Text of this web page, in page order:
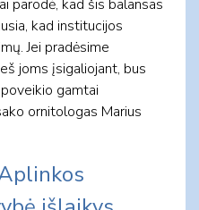
parodė, kad šis balansas
kad institucijos
Jei pradėsime
joms įsigaliojant, bus
gamtai
ornitologas Marius